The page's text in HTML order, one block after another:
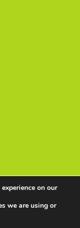
on our
we are using or